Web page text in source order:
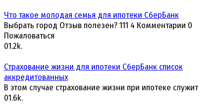
Что такое молодая семья для ипотеки СберБанк
Выбрать город Отзыв полезен? 111 4 Комментарии 0
Пожаловаться
01.2k.
Страхование жизни для ипотеки СберБанк список
аккредитованных
В этом случае страхование жизни при ипотеке служит
01.6k.